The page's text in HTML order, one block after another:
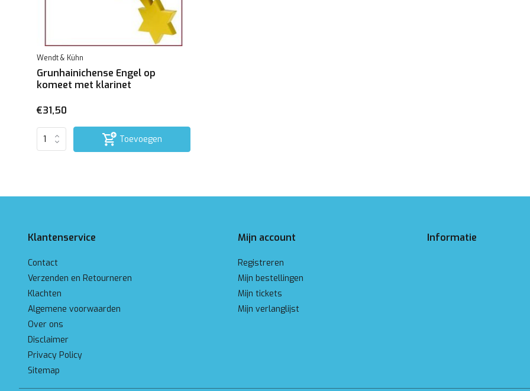
Wendt & Kühn
Grunhainichense Engel op
komeet met klarinet
€31,50
Toevoegen
Klantenservice
Contact
Verzenden en Retourneren
Klachten
Algemene voorwaarden
Over ons
Disclaimer
Privacy Policy
Sitemap
Mijn account
Registreren
Mijn bestellingen
Mijn tickets
Mijn verlanglijst
Informatie